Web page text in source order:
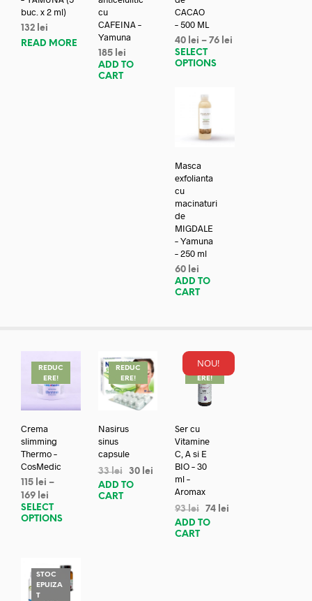
buc. x 2 ml)
132 lei
READ MORE
cu
CAFEINA –
Yamuna
185 lei
ADD TO
CART
CACAO
– 500 ML
40 lei –76 lei
SELECT
OPTIONS
Masca
exfolianta
cu
macinaturi
de
MIGDALE
– Yamuna
– 250 ml
60 lei
ADD TO
CART
REDUC
ERE!
Crema
slimming
Thermo –
CosMedic
115 lei –
169 lei
SELECT
OPTIONS
REDUC
ERE!
Nasirus
sinus
capsule
33lei 30 lei
ADD TO
CART
NOU!
REDUC
ERE!
Ser cu
Vitamine
C, A si E
BIO – 30
ml –
Aromax
93lei 74 lei
ADD TO
CART
STOC
EPUIZA
TREDUC